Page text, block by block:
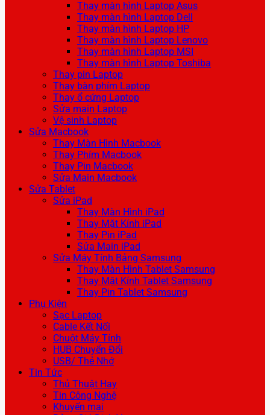
Thay màn hình Laptop Asus
Thay màn hình Laptop Dell
Thay màn hình Laptop HP
Thay màn hình Laptop Lenovo
Thay màn hình Laptop MSI
Thay màn hình Laptop Toshiba
Thay pin Laptop
Thay bàn phím Laptop
Thay ổ cứng Laptop
Sửa main Laptop
Vệ sinh Laptop
Sửa Macbook
Thay Màn Hình Macbook
Thay Phím Macbook
Thay Pin Macbook
Sửa Main Macbook
Sửa Tablet
Sửa iPad
Thay Màn Hình iPad
Thay Mặt Kính iPad
Thay Pin iPad
Sửa Main iPad
Sửa Máy Tính Bảng Samsung
Thay Màn Hình Tablet Samsung
Thay Mặt Kính Tablet Samsung
Thay Pin Tablet Samsung
Phụ Kiện
Sạc Laptop
Cable Kết Nối
Chuột Máy Tính
HUB Chuyển Đổi
USB/ Thẻ Nhớ
Tin Tức
Thủ Thuật Hay
Tin Công Nghệ
Khuyến mại